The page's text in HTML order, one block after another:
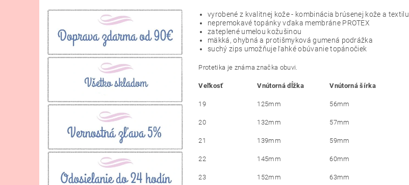
vyrobené z kvalitnej kože - kombinácia brúsenej kože a textilu
nepremokavé topánky vďaka membráne PROTEX
zateplené umelou kožušinou
mäkká, ohybná a protišmyková gumená podrážka
suchý zips umožňuje ľahké obúvanie topánočiek
Protetika je známa značka obuvi.
Veľkosť Vnútorná dĺžka Vnútorná šírka
19 125mm 56mm
20 132mm 57mm
21 139mm 59mm
22 145mm 60mm
23 152mm 63mm